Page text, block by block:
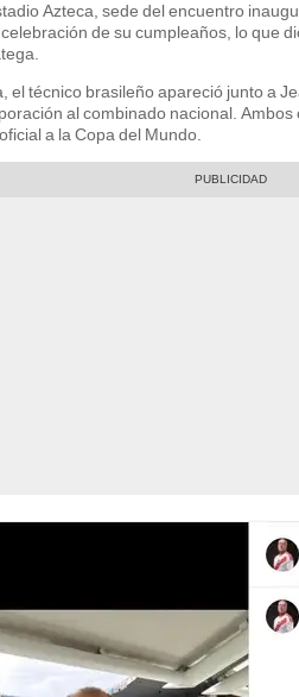
Azteca, sede del encuentro
de su cumpleaños, lo que
el técnico brasileño apareció junto a
al combinado nacional.
a la Copa del Mundo.